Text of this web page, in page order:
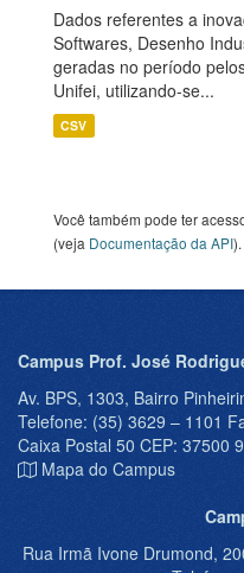
Dados referentes a
Softwares, Desenho
geradas no período
Unifei, utilizando-se...
CSV
Você também pode ter
(veja Documentação da API).
Campus Prof. José
Av. BPS, 1303, Bairro
Telefone: (35) 3629 – 1101
Caixa Postal 50 CEP: 37500
Mapa do Campus
Rua Irmã Ivone Drumond,